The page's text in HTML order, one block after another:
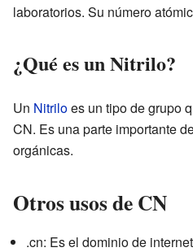
laboratorios. Su número
¿Qué es un Nitrilo?
Un Nitriloes un tipo de grupo
CN. Es una parte importante
orgánicas.
Otros usos de CN
.cn: Es el dominio de